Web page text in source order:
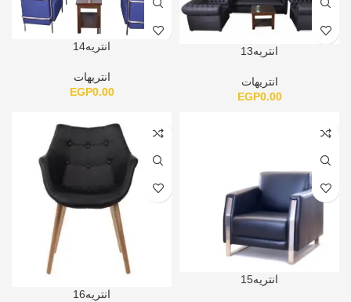
انتريه13
انتريهات
EGP0.00
انتريه14
انتريهات
EGP0.00
انتريه15
انتريه16